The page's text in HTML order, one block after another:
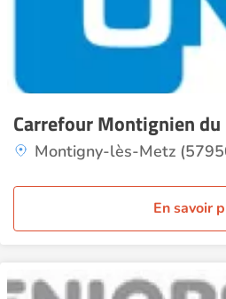
Carrefour Montignien du
Montigny-lès-Metz
En savoir